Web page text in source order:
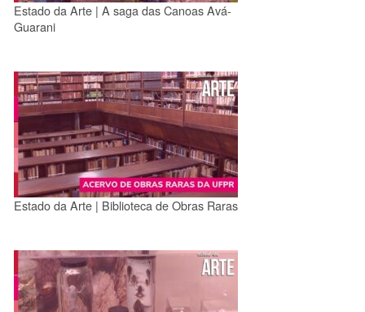
Estado da Arte | A saga das Canoas Avá-
Guarani
Estado da Arte | Biblioteca de Obras Raras